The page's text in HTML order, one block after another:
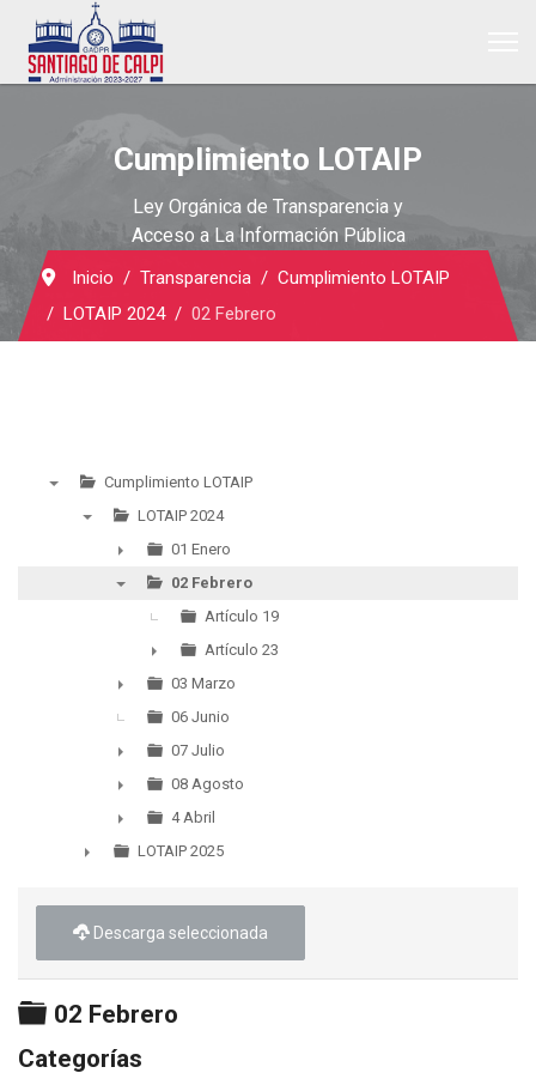
Cumplimiento LOTAIP
Ley Orgánica de Transparencia y
Acceso a La Información Pública
Inicio Transparencia
Cumplimiento LOTAIP
LOTAIP 2024
02 Febrero
Cumplimiento LOTAIP
LOTAIP 2024
►
01 Enero
02 Febrero
Artículo 19
►
Artículo 23
►
03 Marzo
06 Junio
►
07 Julio
►
08 Agosto
►
4 Abril
LOTAIP 2025
Descarga seleccionada
Carpeta
02 Febrero
Categorías